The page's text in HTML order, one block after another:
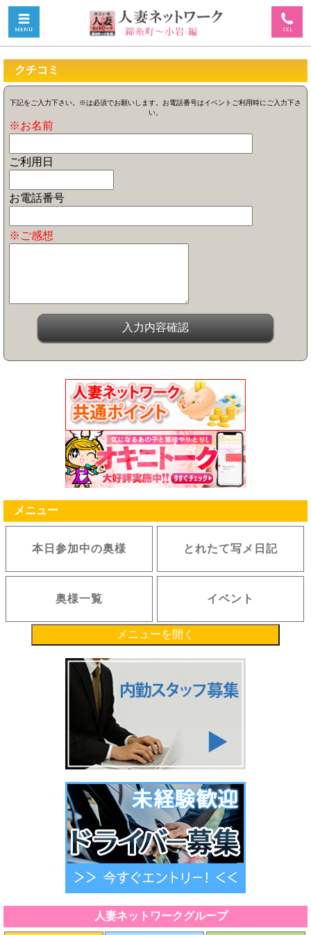
クチコミ
下記をご入力下さい。※は必須でお願いします。お電話番号はイベントご利用時にご入力下さ
い。
※お名前
ご利用日
お電話番号
※ご感想
メニュー
本日参加中の奥様 とれたて写メ日記
奥様一覧 イベント
メニューを開く
人妻ネットワークグループ